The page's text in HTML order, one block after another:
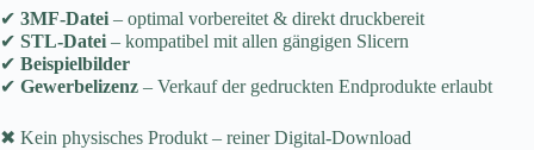
✔ 3MF-Datei – optimal vorbereitet & direkt druckbereit
✔ STL-Datei – kompatibel mit allen gängigen Slicern
✔ Beispielbilder
✔ Gewerbelizenz – Verkauf der gedruckten Endprodukte erlaubt
✖ Kein physisches Produkt – reiner Digital-Download